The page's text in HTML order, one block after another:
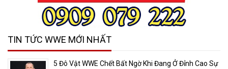
TIN TỨC WWE MỚI NHẤT
5 Đô Vật WWE Chết Bất Ngờ Khi Đang Ở Đỉnh Cao Sự